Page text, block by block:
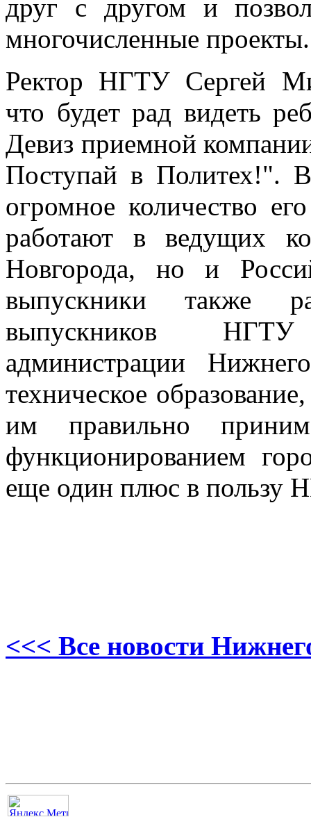
друг с другом и
многочисленные проекты.
Ректор НГТУ Сергей
что будет рад видеть
Девиз приемной
Поступай в Политех!". В
огромное количество
работают в ведущих
Новгорода, но и
выпускники также
выпускников НГТУ
администрации
техническое
им правильно
функционированием
еще один плюс в пользу
<<< Все новости